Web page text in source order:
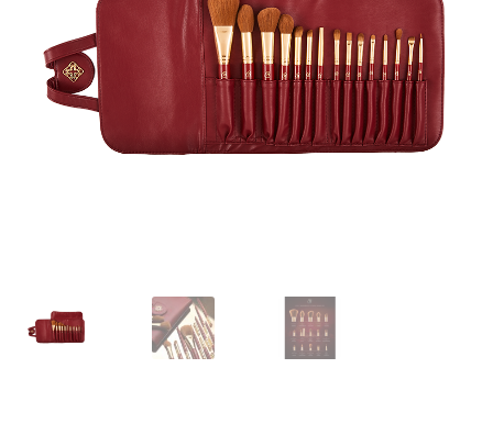
Account details
0 items ฿0.00